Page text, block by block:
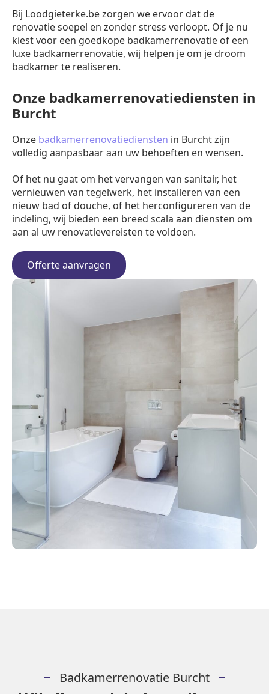
Bij Loodgieterke.be zorgen we ervoor dat de
renovatie soepel en zonder stress verloopt. Of je nu
kiest voor een goedkope badkamerrenovatie of een
luxe badkamerrenovatie, wij helpen je om je droom
badkamer te realiseren.
Onze badkamerrenovatiediensten in
Burcht
Onze badkamerrenovatiediensten in Burcht zijn
volledig aanpasbaar aan uw behoeften en wensen.
Of het nu gaat om het vervangen van sanitair, het
vernieuwen van tegelwerk, het installeren van een
nieuw bad of douche, of het herconfigureren van de
indeling, wij bieden een breed scala aan diensten om
aan al uw renovatievereisten te voldoen.
Offerte aanvragen
Badkamerrenovatie Burcht